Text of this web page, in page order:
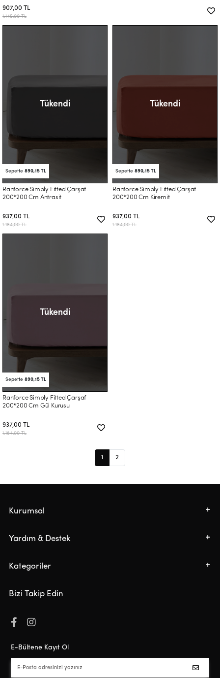
907,00 TL
1.145,00 TL
Sepette 890,15 TL
Tükendi
Ranforce Simply Fitted Çarşaf
200*200 Cm Antrasit
937,00 TL
1.184,00 TL
Sepette 890,15 TL
Tükendi
Ranforce Simply Fitted Çarşaf
200*200 Cm Kiremit
937,00 TL
1.184,00 TL
Sepette 890,15 TL
Tükendi
Ranforce Simply Fitted Çarşaf
200*200 Cm Gül Kurusu
937,00 TL
1.184,00 TL
1 2
Kurumsal
Yardım & Destek
Kategoriler
Bizi Takip Edin
E-Bültene Kayıt Ol